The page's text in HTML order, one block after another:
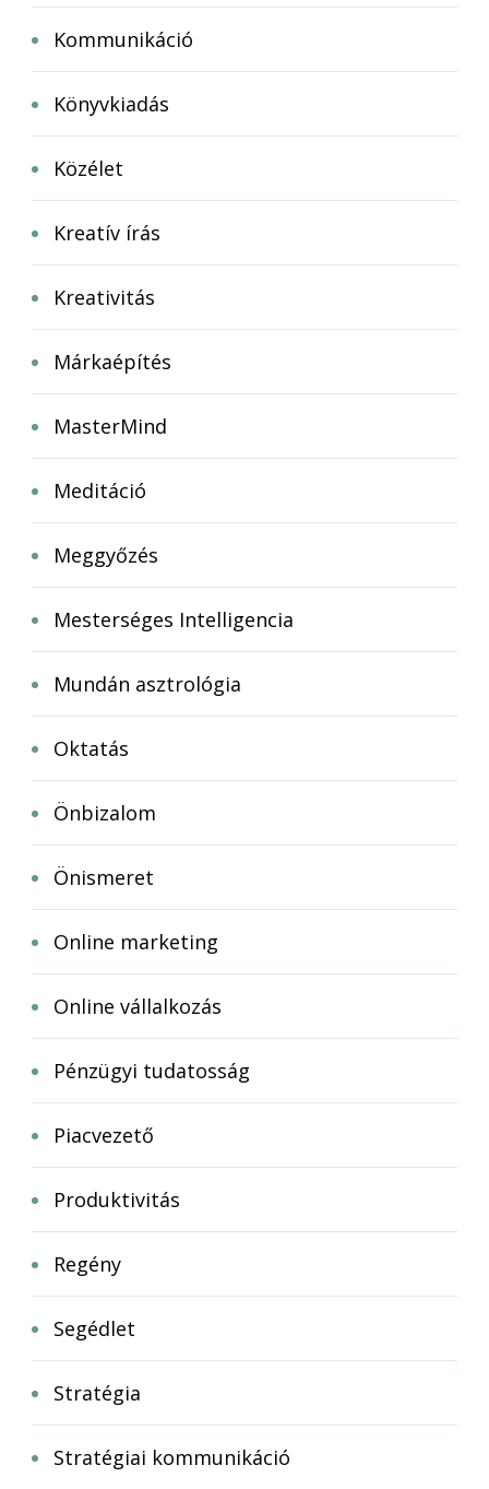
Kommunikáció
Könyvkiadás
Közélet
Kreatív írás
Kreativitás
Márkaépítés
MasterMind
Meditáció
Meggyőzés
Mesterséges Intelligencia
Mundán asztrológia
Oktatás
Önbizalom
Önismeret
Online marketing
Online vállalkozás
Pénzügyi tudatosság
Piacvezető
Produktivitás
Regény
Segédlet
Stratégia
Stratégiai kommunikáció